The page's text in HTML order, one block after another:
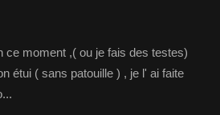
ce moment ,( ou je fais des testes)
étui ( sans patouille ) , je l' ai faite